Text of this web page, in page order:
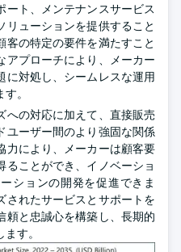
ート、メンテナンスサービス
リューションを提供すること
客の特定の要件を満たすこと
アプローチにより、メーカー
に対処し、シームレスな運用
。
への対応に加えて、直接販売
ユーザー間のより強固な関係
力により、メーカーは顧客要
ことができ、イノベーショ
ションの開発を促進できま
されたサービスとサポートを
頼と忠誠心を構築し、長期的
す。